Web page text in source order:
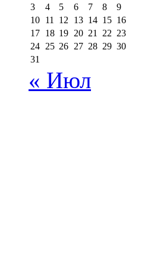
3
4 5 6 7 8
9
10 11 12 13 14 15 16
17 18 19 20 21 22 23
24 25 26 27 28 29 30
31
« Июл